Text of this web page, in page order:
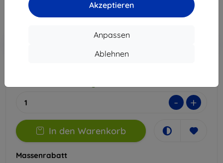
Akzeptieren
Anpassen
Ablehnen
ohne MWSt
Rabatt mit Gutschein
- +
In den Warenkorb
Massenrabatt